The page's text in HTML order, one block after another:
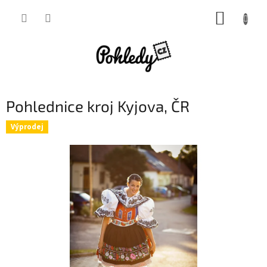
Pohlednice kroj Kyjova, ČR
Výprodej